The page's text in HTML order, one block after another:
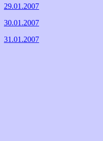
29.01.2007
30.01.2007
31.01.2007